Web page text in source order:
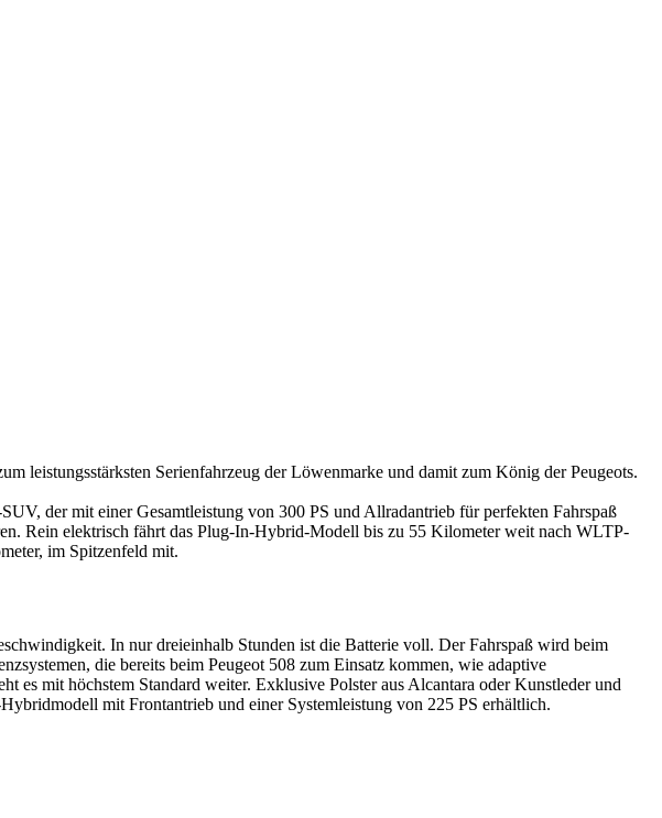
leistungsstärksten Serienfahrzeug der Löwenmarke und damit zum König der Peugeots.
der mit einer Gesamtleistung von 300 PS und Allradantrieb für perfekten Fahrspaß
Rein elektrisch fährt das Plug-In-Hybrid-Modell bis zu 55 Kilometer weit nach WLTP-
im Spitzenfeld mit.
In nur dreieinhalb Stunden ist die Batterie voll. Der Fahrspaß wird beim
die bereits beim Peugeot 508 zum Einsatz kommen, wie adaptive
es mit höchstem Standard weiter. Exklusive Polster aus Alcantara oder Kunstleder und
mit Frontantrieb und einer Systemleistung von 225 PS erhältlich.